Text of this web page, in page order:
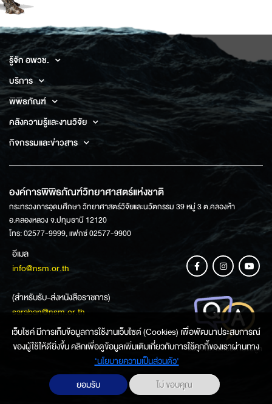
รู้จัก อพวช.
บริการ
พิพิธภัณฑ์
คลังความรู้และงานวิจัย
กิจกรรมและข่าวสาร
องค์การพิพิธภัณฑ์วิทยาศาสตร์แห่งชาติ
กระทรวงการอุดมศึกษา วิทยาศาสตร์วิจัยและนวัตกรรม 39 หมู่ 3 ต.คลองห้า
อ.คลองหลวง จ.ปทุมธานี 12120
โทร: 02577-9999, แฟกซ์ 02577-9900
อีเมล
info@nsm.or.th
(สำหรับรับ-ส่งหนังสือราชการ)
saraban@nsm.or.th
ช่องทางการสอบถามข้อมูล
เว็บไซค์ มีการเก็บข้อมูลการใช้งานเว็บไซต์ (Cookies) เพื่อพัฒนาประสบการณ์
ของผู้ใช้ให้ดียิ่งขึ้น คลิกเพื่อดูข้อมูลเพิ่มเติมเกี่ยวกับการใช้คุกกี้ของเราผ่านทาง
‘นโยบายความเป็นส่วนตัว'
ยอมรับ
ไม่ ขอบคุณ